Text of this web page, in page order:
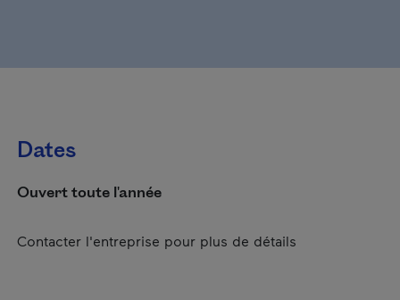
Dates
Ouvert toute l'année
Contacter l'entreprise pour plus de détails